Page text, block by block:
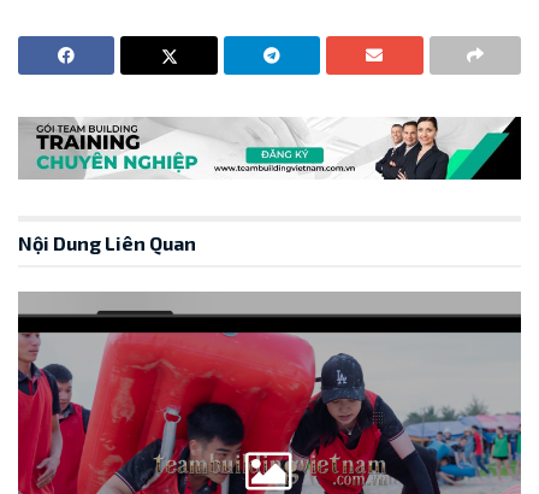
Nội Dung Liên Quan